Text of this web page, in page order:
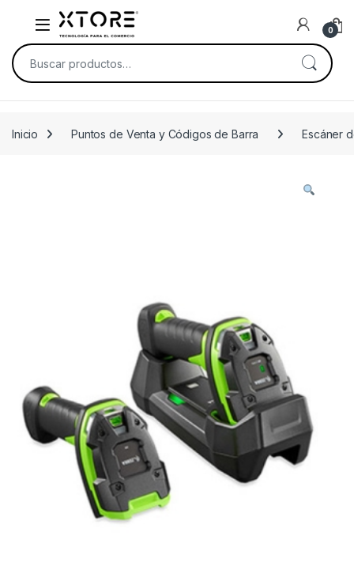
Skip to navigation
Skip to content
0
Buscar por:
Inicio Puntos de Venta y Códigos de Barra Escáner